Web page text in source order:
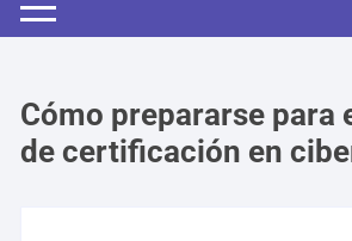
Cómo prepararse para
de certificación en